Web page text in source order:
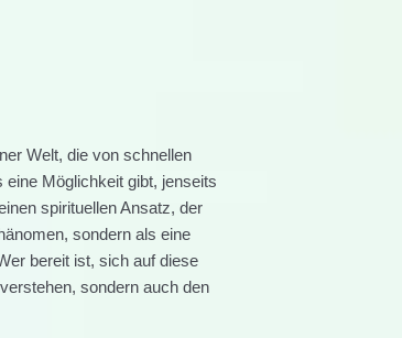
Welt, die von schnellen
eine Möglichkeit gibt, jenseits
spirituellen Ansatz, der
sondern als eine
bereit ist, sich auf diese
sondern auch den